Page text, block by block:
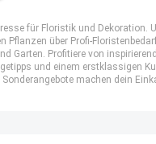
für Floristik und Dekoration.
Pflanzen über Profi-
Garten. Profitiere von
und einem erstklassigen
machen dein